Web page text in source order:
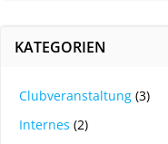
KATEGORIEN
Clubveranstaltung (3)
Internes (2)